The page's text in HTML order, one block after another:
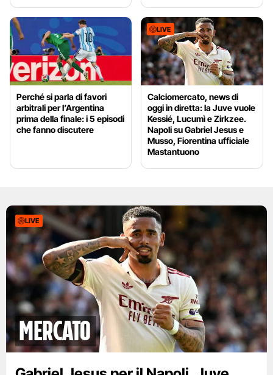
Perché si parla di favori
arbitrali per l’Argentina
prima della finale: i 5 episodi
che fanno discutere
LIVE
Calciomercato, news di
oggi in diretta: la Juve vuole
Kessié, Lucumì e Zirkzee.
Napoli su Gabriel Jesus e
Musso, Fiorentina ufficiale
Mastantuono
LIVE
mercato